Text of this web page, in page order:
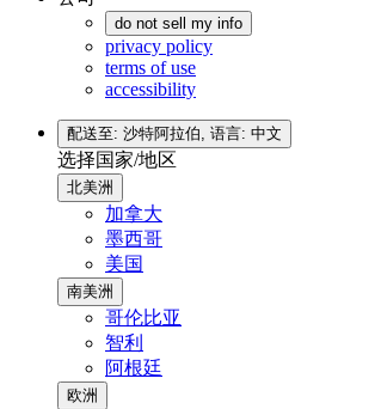
do not sell my info
privacy policy
terms of use
accessibility
配送至: 沙特阿拉伯, 语言: 中文
选择国家/地区
北美洲
加拿大
墨西哥
美国
南美洲
哥伦比亚
智利
阿根廷
欧洲